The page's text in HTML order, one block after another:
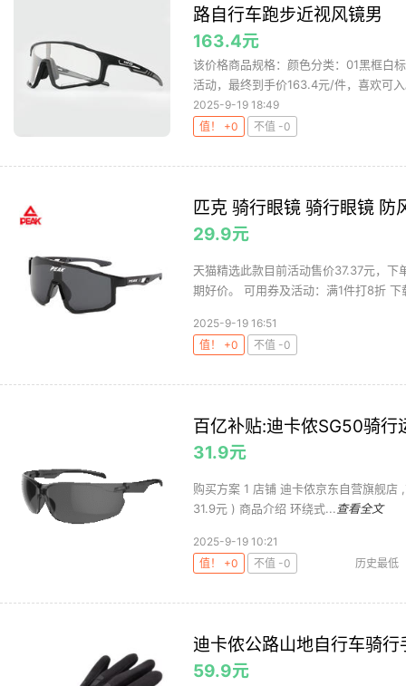
路自行车跑步近视风镜男
163.4元
该价格商品规格：颜色分类：01黑框白
活动，最终到手价163.4元/件，喜欢可
2025-9-19 18:49
值！ +0
不值 -0
匹克 骑行眼镜 骑行眼镜 防
29.9元
天猫精选此款目前活动售价37.37元，
期好价。 可用券及活动：满1件打8折
2025-9-19 16:51
值！ +0
不值 -0
百亿补贴:迪卡侬SG50骑
31.9元
购买方案 1 店铺 迪卡侬京东自营旗舰
31.9元 ) 商品介绍 环绕式... 查看全文
2025-9-19 10:21
值！ +0
不值 -0
历史最低
迪卡侬公路山地自行车骑
59.9元